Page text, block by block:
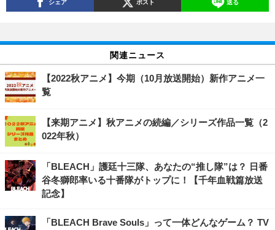
シェア ポスト 送る
関連ニュース
【2022秋アニメ】今期（10月放送開始）新作アニメ一
覧
【来期アニメ】秋アニメの続編／シリーズ作品一覧（2
022年秋）
「BLEACH」護廷十三隊、あなたの“推し隊”は？ 日番
谷冬獅郎率いる十番隊がトップに！【千年血戦篇放送
記念】
「BLEACH Brave Souls」って一体どんなゲーム？ TV